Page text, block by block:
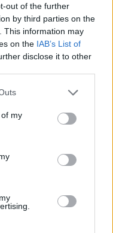
out of the further
by third parties on the
This information may
on the IAB’s List of
disclose it to other
my
τις τοξίνες
πόνους